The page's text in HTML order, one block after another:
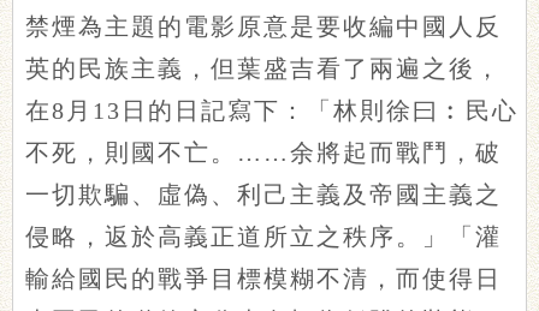
禁煙為主題的電影原意是要收編中國人反
英的民族主義，但葉盛吉看了兩遍之後，
在8月13日的日記寫下：「林則徐曰︰民心
不死，則國不亡。……余將起而戰鬥，破
一切欺騙、虛偽、利己主義及帝國主義之
侵略，返於高義正道所立之秩序。」「灌
輸給國民的戰爭目標模糊不清，而使得日